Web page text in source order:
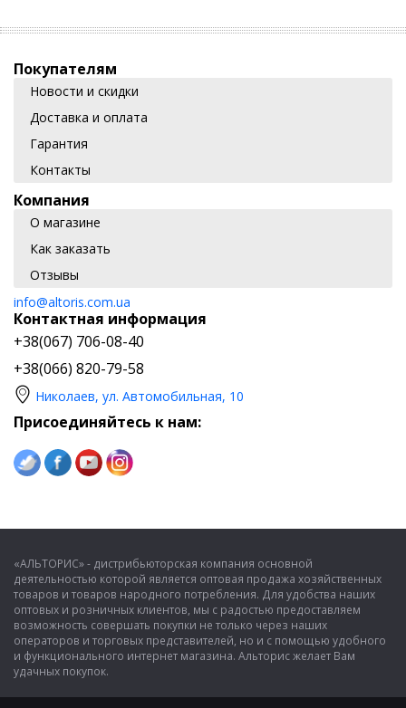
Покупателям
Новости и скидки
Доставка и оплата
Гарантия
Контакты
Компания
О магазине
Как заказать
Отзывы
info@altoris.com.ua
Контактная информация
+38(067) 706-08-40
+38(066) 820-79-58
Николаев, ул. Автомобильная, 10
Присоединяйтесь к нам:
«АЛЬТОРИС» - дистрибьюторская компания основной
деятельностью которой является оптовая продажа хозяйственных
товаров и товаров народного потребления. Для удобства наших
оптовых и розничных клиентов, мы с радостью предоставляем
возможность совершать покупки не только через наших
операторов и торговых представителей, но и с помощью удобного
и функционального интернет магазина. Альторис желает Вам
удачных покупок.